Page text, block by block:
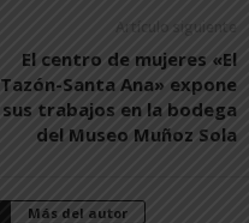
Artículo siguiente
El centro de mujeres «El
Tazón-Santa Ana» expone
sus trabajos en la bodega
del Museo Muñoz Sola
Más del autor